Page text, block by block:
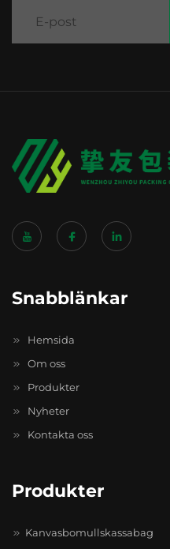
Snabblänkar
Hemsida
Om oss
Produkter
Nyheter
Kontakta oss
Produkter
Kanvasbomullskassabag